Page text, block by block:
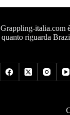
Grappling-italia.com
quanto riguarda